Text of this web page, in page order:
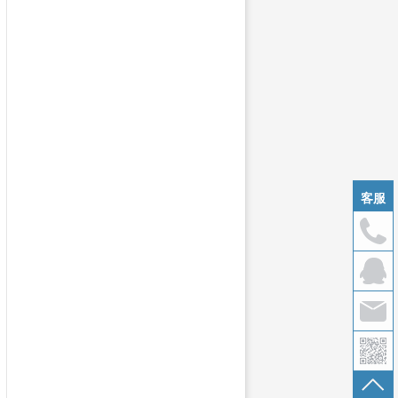
技术首席专家，现任宁波
要研究领域为树脂基复合
上。他以
过程应用
客服